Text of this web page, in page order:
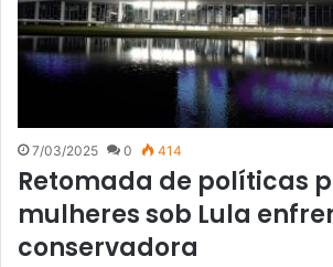
7/03/2025 0 414
Retomada de políticas
mulheres sob Lula
conservadora